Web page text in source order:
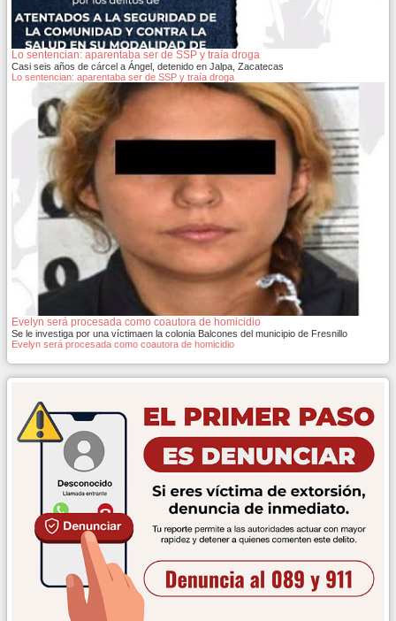
Lo sentencian: aparentaba ser de SSP y traía droga
Casi seis años de cárcel a Ángel, detenido en Jalpa, Zacatecas
Lo sentencian: aparentaba ser de SSP y traía droga
Evelyn será procesada como coautora de homicidio
Se le investiga por una víctimaen la colonia Balcones del municipio de Fresnillo
Evelyn será procesada como coautora de homicidio